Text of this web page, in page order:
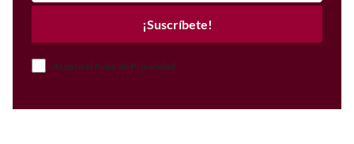
¡Suscríbete!
Acepto el Aviso de Privacidad